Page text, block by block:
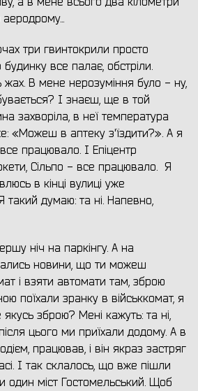
три гвинтокрили просто
все палає, обстріли.
жах. В мене нерозуміння було - ну,
І знаєш, ще в той
захворіла, в неї температура
«Можеш в аптеку з'їздити?». А я
працювало. І Епіцентр
Сільпо - все працювало. Я
в кінці вулиці уже
такий думаю: та ні. Напевно,
ніч на паркінгу. А на
новини, що ти можеш
і взяти автомати там, зброю
поїхали зранку в військкомат, я
зброю? Мені кажуть: та ні,
цього ми приїхали додому. А в
працював, і він якраз застряг
І так склалось, що вже пішли
один міст Гостомельський. Щоб